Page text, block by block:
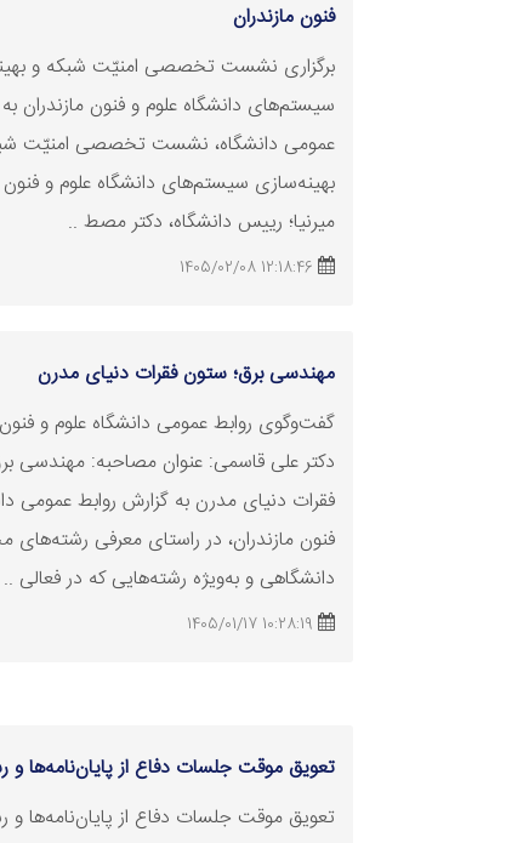
فنون مازندران
برگزاری نشست تخصصی امنیّت شبکه و
سیستم‌های دانشگاه علوم و فنون مازندران
عمومی دانشگاه، نشست تخصصی امنیّت
بهینه‌سازی سیستم‌های دانشگاه علوم و فنون
میرنیا؛ رییس دانشگاه، دکتر مصط ..
12:18:46 1405/02/08
مهندسی برق؛ ستون فقرات دنیای مدرن
گفت‌وگوی روابط عمومی دانشگاه علوم و فنون
دکتر علی قاسمی: عنوان مصاحبه: مهندسی
فقرات دنیای مدرن به گزارش روابط عمومی
فنون مازندران، در راستای معرفی رشته‌های
دانشگاهی و به‌ویژه رشته‌هایی که در فعالی ..
10:28:19 1405/01/17
تعویق موقت جلسات دفاع از پایان‌نامه‌ها و
تعویق موقت جلسات دفاع از پایان‌نامه‌ها و